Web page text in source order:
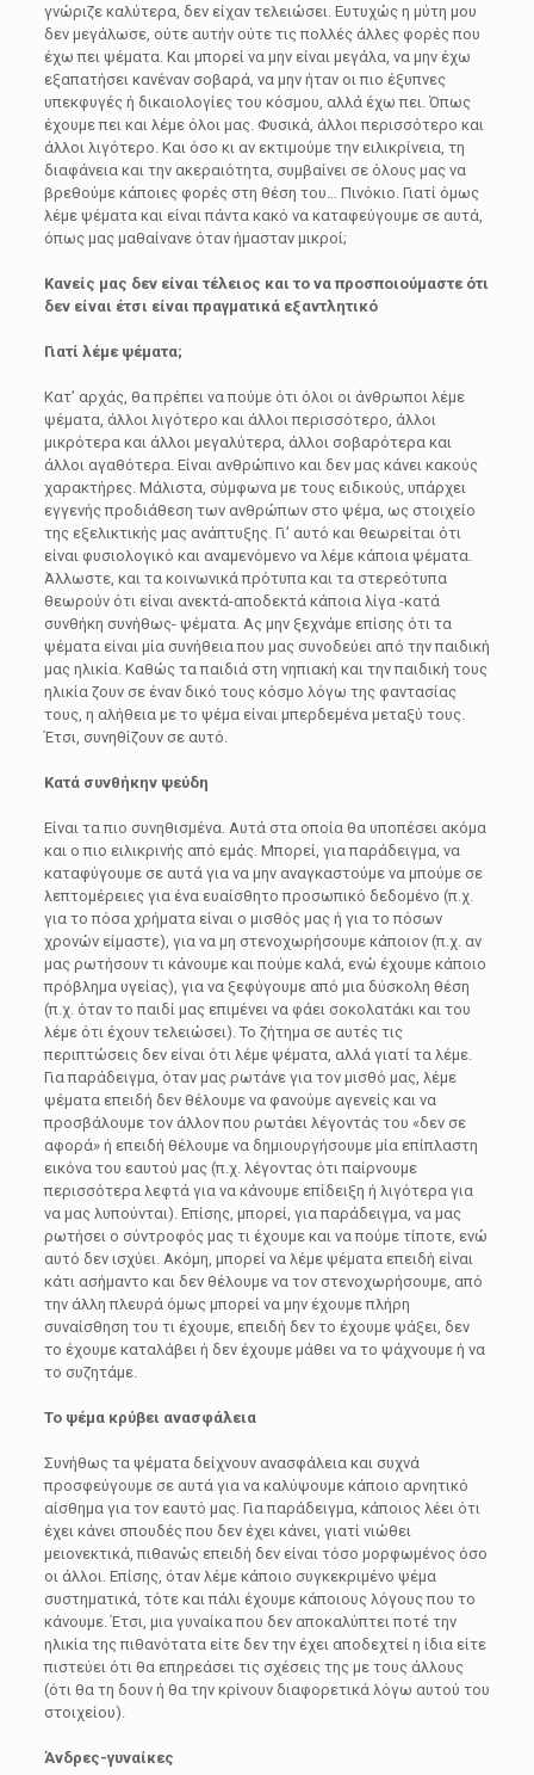
γνώριζε καλύτερα, δεν είχαν τελειώσει. Ευτυχώς η μύτη μου
δεν μεγάλωσε, ούτε αυτήν ούτε τις πολλές άλλες φορές που
έχω πει ψέματα. Και μπορεί να μην είναι μεγάλα, να μην έχω
εξαπατήσει κανέναν σοβαρά, να μην ήταν οι πιο έξυπνες
υπεκφυγές ή δικαιολογίες του κόσμου, αλλά έχω πει. Όπως
έχουμε πει και λέμε όλοι μας. Φυσικά, άλλοι περισσότερο και
άλλοι λιγότερο. Και όσο κι αν εκτιμούμε την ειλικρίνεια, τη
διαφάνεια και την ακεραιότητα, συμβαίνει σε όλους μας να
βρεθούμε κάποιες φορές στη θέση του… Πινόκιο. Γιατί όμως
λέμε ψέματα και είναι πάντα κακό να καταφεύγουμε σε αυτά,
όπως μας μαθαίνανε όταν ήμασταν μικροί;
Κανείς μας δεν είναι τέλειος και το να προσποιούμαστε ότι
δεν είναι έτσι είναι πραγματικά εξαντλητικό
Γιατί λέμε ψέματα;
Κατ’ αρχάς, θα πρέπει να πούμε ότι όλοι οι άνθρωποι λέμε
ψέματα, άλλοι λιγότερο και άλλοι περισσότερο, άλλοι
μικρότερα και άλλοι μεγαλύτερα, άλλοι σοβαρότερα και
άλλοι αγαθότερα. Είναι ανθρώπινο και δεν μας κάνει κακούς
χαρακτήρες. Μάλιστα, σύμφωνα με τους ειδικούς, υπάρχει
εγγενής προδιάθεση των ανθρώπων στο ψέμα, ως στοιχείο
της εξελικτικής μας ανάπτυξης. Γι’ αυτό και θεωρείται ότι
είναι φυσιολογικό και αναμενόμενο να λέμε κάποια ψέματα.
Άλλωστε, και τα κοινωνικά πρότυπα και τα στερεότυπα
θεωρούν ότι είναι ανεκτά-αποδεκτά κάποια λίγα -κατά
συνθήκη συνήθως- ψέματα. Ας μην ξεχνάμε επίσης ότι τα
ψέματα είναι μία συνήθεια που μας συνοδεύει από την παιδική
μας ηλικία. Καθώς τα παιδιά στη νηπιακή και την παιδική τους
ηλικία ζουν σε έναν δικό τους κόσμο λόγω της φαντασίας
τους, η αλήθεια με το ψέμα είναι μπερδεμένα μεταξύ τους.
Έτσι, συνηθίζουν σε αυτό.
Κατά συνθήκην ψεύδη
Είναι τα πιο συνηθισμένα. Αυτά στα οποία θα υποπέσει ακόμα
και ο πιο ειλικρινής από εμάς. Μπορεί, για παράδειγμα, να
καταφύγουμε σε αυτά για να μην αναγκαστούμε να μπούμε σε
λεπτομέρειες για ένα ευαίσθητο προσωπικό δεδομένο (π.χ.
για το πόσα χρήματα είναι ο μισθός μας ή για το πόσων
χρονών είμαστε), για να μη στενοχωρήσουμε κάποιον (π.χ. αν
μας ρωτήσουν τι κάνουμε και πούμε καλά, ενώ έχουμε κάποιο
πρόβλημα υγείας), για να ξεφύγουμε από μια δύσκολη θέση
(π.χ. όταν το παιδί μας επιμένει να φάει σοκολατάκι και του
λέμε ότι έχουν τελειώσει). Το ζήτημα σε αυτές τις
περιπτώσεις δεν είναι ότι λέμε ψέματα, αλλά γιατί τα λέμε.
Για παράδειγμα, όταν μας ρωτάνε για τον μισθό μας, λέμε
ψέματα επειδή δεν θέλουμε να φανούμε αγενείς και να
προσβάλουμε τον άλλον που ρωτάει λέγοντάς του «δεν σε
αφορά» ή επειδή θέλουμε να δημιουργήσουμε μία επίπλαστη
εικόνα του εαυτού μας (π.χ. λέγοντας ότι παίρνουμε
περισσότερα λεφτά για να κάνουμε επίδειξη ή λιγότερα για
να μας λυπούνται). Επίσης, μπορεί, για παράδειγμα, να μας
ρωτήσει ο σύντροφός μας τι έχουμε και να πούμε τίποτε, ενώ
αυτό δεν ισχύει. Ακόμη, μπορεί να λέμε ψέματα επειδή είναι
κάτι ασήμαντο και δεν θέλουμε να τον στενοχωρήσουμε, από
την άλλη πλευρά όμως μπορεί να μην έχουμε πλήρη
συναίσθηση του τι έχουμε, επειδή δεν το έχουμε ψάξει, δεν
το έχουμε καταλάβει ή δεν έχουμε μάθει να το ψάχνουμε ή να
το συζητάμε.
Το ψέμα κρύβει ανασφάλεια
Συνήθως τα ψέματα δείχνουν ανασφάλεια και συχνά
προσφεύγουμε σε αυτά για να καλύψουμε κάποιο αρνητικό
αίσθημα για τον εαυτό μας. Για παράδειγμα, κάποιος λέει ότι
έχει κάνει σπουδές που δεν έχει κάνει, γιατί νιώθει
μειονεκτικά, πιθανώς επειδή δεν είναι τόσο μορφωμένος όσο
οι άλλοι. Επίσης, όταν λέμε κάποιο συγκεκριμένο ψέμα
συστηματικά, τότε και πάλι έχουμε κάποιους λόγους που το
κάνουμε. Έτσι, μια γυναίκα που δεν αποκαλύπτει ποτέ την
ηλικία της πιθανότατα είτε δεν την έχει αποδεχτεί η ίδια είτε
πιστεύει ότι θα επηρεάσει τις σχέσεις της με τους άλλους
(ότι θα τη δουν ή θα την κρίνουν διαφορετικά λόγω αυτού του
στοιχείου).
Άνδρες-γυναίκες